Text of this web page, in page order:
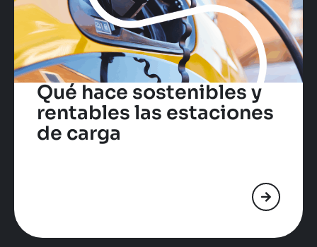
Qué hace sostenibles y
rentables las estaciones
de carga